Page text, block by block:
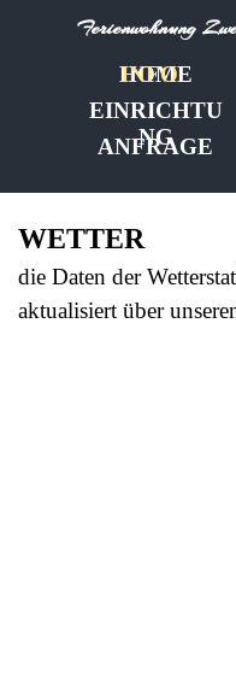
Ferienwohnung
HOME
INFO
EINRICHTU
NG
ANFRAGE
WETTER
die Daten der
aktualisiert über